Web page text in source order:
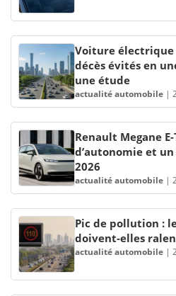
Voiture électrique
décès évités en
une étude
actualité automobile |
Renault Megane
d’autonomie et
2026
actualité automobile |
Pic de pollution :
doivent-elles
actualité automobile |